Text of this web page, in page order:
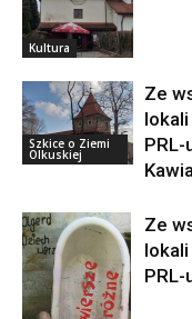
Kultura
Szkice o Ziemi
Olkuskiej
Ze
PRL-
Ze
PRL-